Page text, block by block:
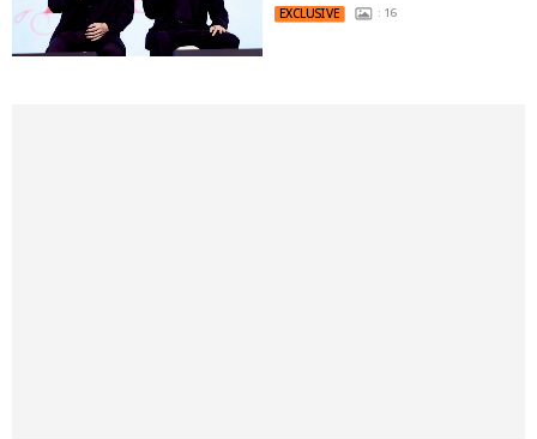
EXCLUSIVE : 16